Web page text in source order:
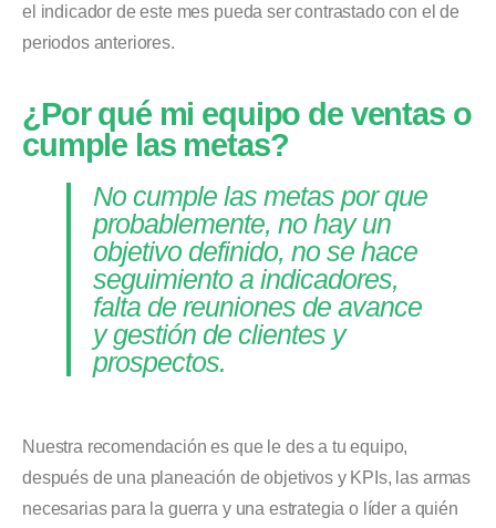
el indicador de este mes pueda ser contrastado con el de
periodos anteriores.
¿Por qué mi equipo de ventas o
cumple las metas?
No cumple las metas por que
probablemente, no hay un
objetivo definido, no se hace
seguimiento a indicadores,
falta de reuniones de avance
y gestión de clientes y
prospectos.
Nuestra recomendación es que le des a tu equipo,
después de una planeación de objetivos y KPIs, las armas
necesarias para la guerra y una estrategia o líder a quién